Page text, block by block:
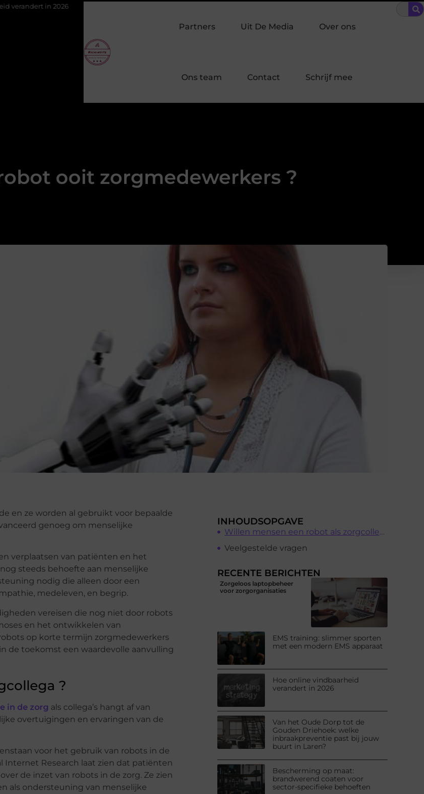
2026 Van het Oude Dorp tot de Gouden Driehoek: welke inbraakpreventie past bij jouw buurt in Laren?
Partners Uit De Media Over ons
Ons team Contact Schrijf mee
ooit zorgmedewerkers ?
en ze worden al gebruikt voor bepaalde
genoeg om menselijke
verplaatsen van patiënten en het
steeds behoefte aan menselijke
nodig die alleen door een
medeleven, en begrip.
vereisen die nog niet door robots
en het ontwikkelen van
op korte termijn zorgmedewerkers
de toekomst een waardevolle aanvulling
?
in de zorg als collega’s hangt af van
overtuigingen en ervaringen van de
voor het gebruik van robots in de
Internet Research laat zien dat patiënten
de inzet van robots in de zorg. Ze zien
als ondersteuning van menselijke
INHOUDSOPGAVE
Willen mensen een robot als zorgcollega ?
Veelgestelde vragen
RECENTE BERICHTEN
Zorgeloos laptopbeheer
voor zorgorganisaties
EMS training: slimmer sporten
met een modern EMS apparaat
Hoe online vindbaarheid
verandert in 2026
Van het Oude Dorp tot de
Gouden Driehoek: welke
inbraakpreventie past bij jouw
buurt in Laren?
Bescherming op maat:
brandwerend coaten voor
sector-specifieke behoeften